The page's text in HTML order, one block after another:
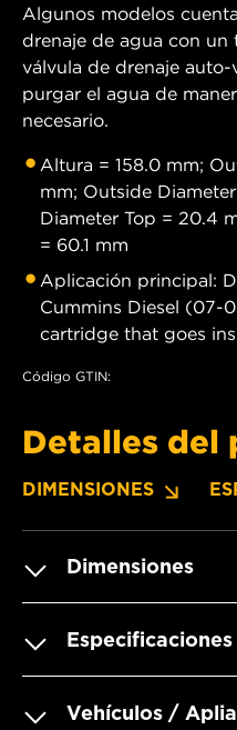
Algunos modelos
drenaje de agua con un
válvula de drenaje
purgar el agua de
necesario.
Altura = 158.0 mm;
mm; Outside
Diameter Top = 20.4
= 60.1 mm
Aplicación principal:
Cummins Diesel (07-
cartridge that goes
Código GTIN:
Detalles del
DIMENSIONES
Dimensiones
Especificaciones
Vehículos /